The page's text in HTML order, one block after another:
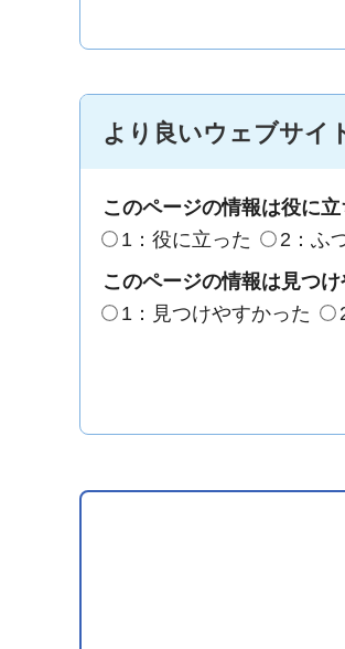
より良いウェブサイ
このページの情報は役に立
1：役に立った
2：ふ
このページの情報は見つ
1：見つけやすかった